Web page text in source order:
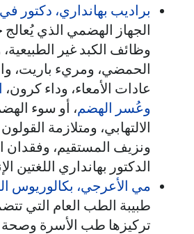
براديب بهانداري، دكتور
الجهاز الهضمي الذي
وظائف الكبد غير الطبيعية،
الحمضي، ومريء باريت،
عادات الأمعاء، وداء كرون،
وعُسر الهضم، أو سوء
الالتهابي، ومتلازمة
ونزيف المستقيم، وفقدان
الدكتور بهانداري اللغتين
مي الأعرجي، بكالوريوس
طبيبة الطب العام التي
تركيزها طب الأسرة وصحة